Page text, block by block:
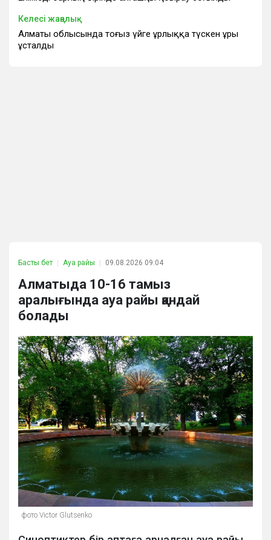
Келесі жаңалық
Алматы облысында тоғыз үйге ұрлыққа түскен ұры
ұсталды
Басты бет Ауа райы 09.08.2026 09:04
Алматыда 10-16 тамыз
аралығында ауа райы қандай
болады
фото Victor Glutsenko